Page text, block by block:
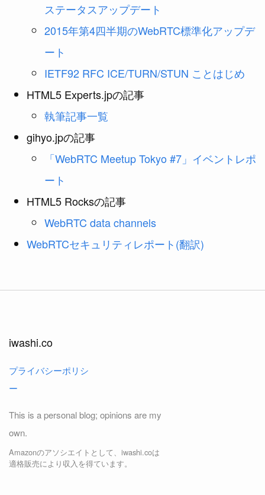
ステータスアップデート
2015年第4四半期のWebRTC標準化アップデ
ート
IETF92 RFC ICE/TURN/STUN ことはじめ
HTML5 Experts.jpの記事
執筆記事一覧
gihyo.jpの記事
「WebRTC Meetup Tokyo #7」イベントレポ
ート
HTML5 Rocksの記事
WebRTC data channels
WebRTCセキュリティレポート(翻訳)
iwashi.co
プライバシーポリシ
ー
This is a personal blog; opinions are my
own.
Amazonのアソシエイトとして、iwashi.coは
適格販売により収入を得ています。